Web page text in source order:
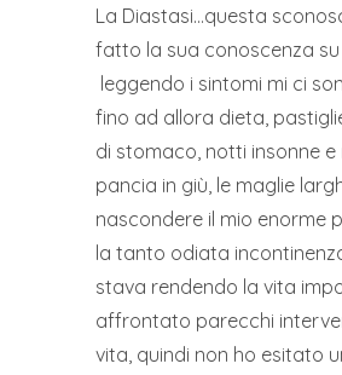
La Diastasi…questa
fatto la sua conoscenza
leggendo i sintomi mi ci
fino ad allora dieta,
di stomaco, notti insonne e
pancia in giù, le maglie
nascondere il mio enorme
la tanto odiata
stava rendendo la vita
affrontato parecchi
vita, quindi non ho esitato